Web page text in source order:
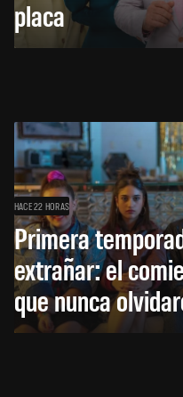
placa
HACE 22 HORAS
Primera
extrañar: el
que nunca